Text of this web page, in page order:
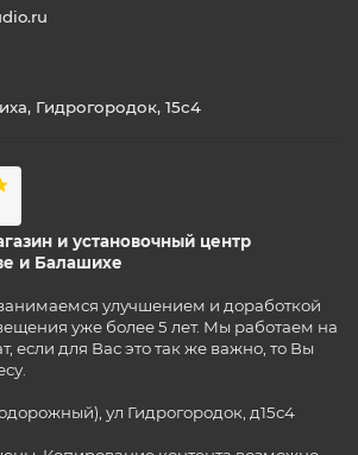
Гидрогородок, 15с4
и установочный центр
и Балашихе
улучшением и доработкой
уже более 5 лет. Мы работаем на
если для Вас это так же важно, то Вы
ул Гидрогородок, д15с4